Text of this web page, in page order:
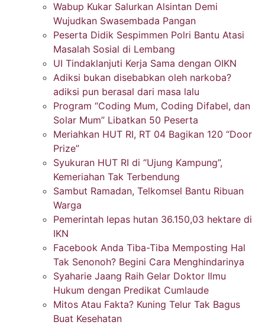
Wabup Kukar Salurkan Alsintan Demi
Wujudkan Swasembada Pangan
Peserta Didik Sespimmen Polri Bantu Atasi
Masalah Sosial di Lembang
UI Tindaklanjuti Kerja Sama dengan OIKN
Adiksi bukan disebabkan oleh narkoba?
adiksi pun berasal dari masa lalu
Program “Coding Mum, Coding Difabel, dan
Solar Mum” Libatkan 50 Peserta
Meriahkan HUT RI, RT 04 Bagikan 120 “Door
Prize”
Syukuran HUT RI di “Ujung Kampung”,
Kemeriahan Tak Terbendung
Sambut Ramadan, Telkomsel Bantu Ribuan
Warga
Pemerintah lepas hutan 36.150,03 hektare di
IKN
Facebook Anda Tiba-Tiba Memposting Hal
Tak Senonoh? Begini Cara Menghindarinya
Syaharie Jaang Raih Gelar Doktor Ilmu
Hukum dengan Predikat Cumlaude
Mitos Atau Fakta? Kuning Telur Tak Bagus
Buat Kesehatan